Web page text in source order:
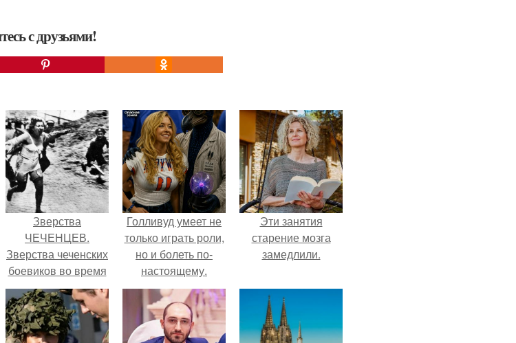
с друзьями!
Зверства
ЧЕЧЕНЦЕВ.
Зверства чеченских
боевиков во время
первой чеченской.
Голливуд умеет не
только играть роли,
но и болеть по-
настоящему.
Эти занятия
старение мозга
замедлили.